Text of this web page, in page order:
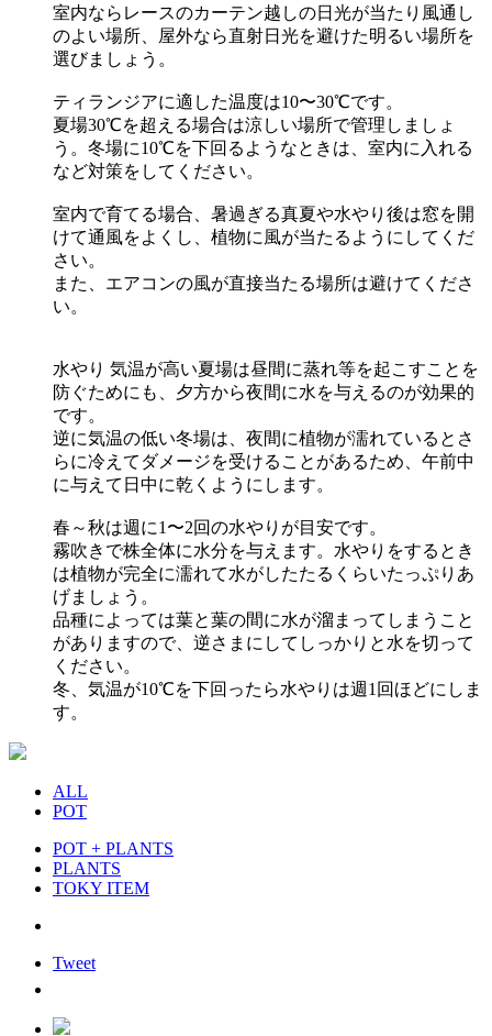
室内ならレースのカーテン越しの日光が当たり風通し
のよい場所、屋外なら直射日光を避けた明るい場所を
選びましょう。
ティランジアに適した温度は10〜30℃です。
夏場30℃を超える場合は涼しい場所で管理しましょ
う。冬場に10℃を下回るようなときは、室内に入れる
など対策をしてください。
室内で育てる場合、暑過ぎる真夏や水やり後は窓を開
けて通風をよくし、植物に風が当たるようにしてくだ
さい。
また、エアコンの風が直接当たる場所は避けてくださ
い。
水やり 気温が高い夏場は昼間に蒸れ等を起こすことを
防ぐためにも、夕方から夜間に水を与えるのが効果的
です。
逆に気温の低い冬場は、夜間に植物が濡れているとさ
らに冷えてダメージを受けることがあるため、午前中
に与えて日中に乾くようにします。
春～秋は週に1〜2回の水やりが目安です。
霧吹きで株全体に水分を与えます。水やりをするとき
は植物が完全に濡れて水がしたたるくらいたっぷりあ
げましょう。
品種によっては葉と葉の間に水が溜まってしまうこと
がありますので、逆さまにしてしっかりと水を切って
ください。
冬、気温が10℃を下回ったら水やりは週1回ほどにしま
す。
ALL
POT
POT + PLANTS
PLANTS
TOKY ITEM
Tweet